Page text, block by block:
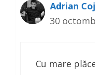
Adrian
30
Cu mare